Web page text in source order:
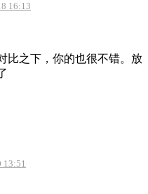
16:13
比之下，你的也很不错。放
13:51